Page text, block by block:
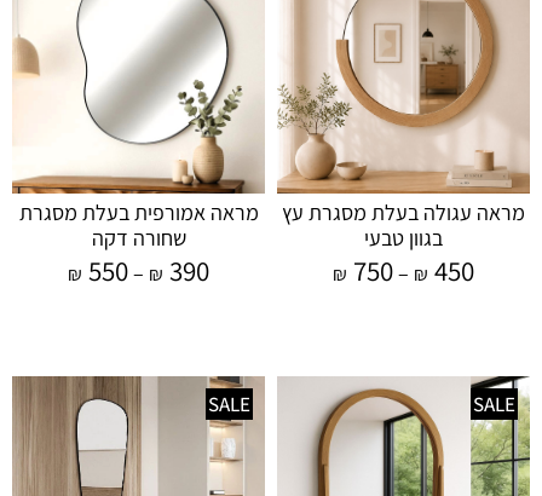
מראה עגולה בעלת מסגרת עץ
בגוון טבעי
₪ 450
–
₪ 750
מראה אמורפית בעלת מסגרת
שחורה דקה
₪ 390
–
₪ 550
SALE
SALE